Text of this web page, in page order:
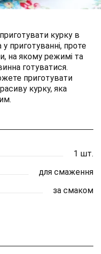
курку в
приготуванні, проте
на якому режимі та
готуватися.
приготувати
курку, яка
1 шт.
для смаження
за смаком